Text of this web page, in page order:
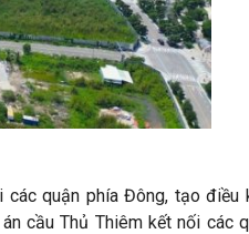
các quận phía Đông, tạo điều
cầu Thủ Thiêm kết nối các